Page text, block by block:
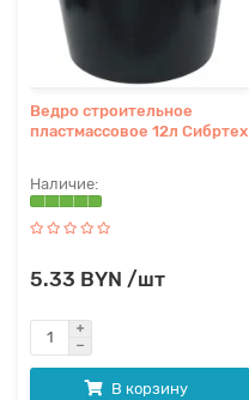
Ведро строительное
пластмассовое 12л Сибртех
5.33 BYN /шт
В корзину